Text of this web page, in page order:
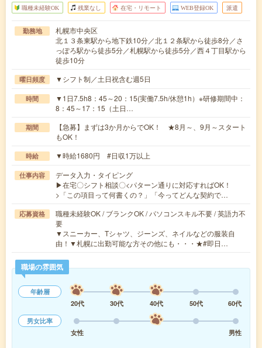
職種未経験OK 残業なし 在宅・リモート WEB登録OK 派遣
勤務地
札幌市中央区
北１３条東駅から地下鉄10分／北１２条駅から徒歩8分／さ
っぽろ駅から徒歩5分／札幌駅から徒歩5分／西４丁目駅から
徒歩10分
曜日頻度 ▼シフト制／土日祝含む週5日
時間
▼1日7.5h8：45～20：15(実働7.5h/休憩1h）※研修期間中：
8：45～17：15（土日…
期間
【急募】まずは3か月からでOK！ ★8月～、9月～スタート
もOK！
時給 ▼時給1680円 #日収1万以上
仕事内容
データ入力・タイピング
▶在宅〇シフト相談〇<パターン通りに対応すればOK！
>「この項目って何書くの？」「今ってどんな契約で…
応募資格
職種未経験OK / ブランクOK / パソコンスキル不要 / 英語力不
要
▼スニーカー、Tシャツ、ジーンズ、ネイルなどの服装自
由！▼札幌に出勤可能な方その他にも・・・★#即日…
職場の雰囲気
年齢層
20代
30代 40代 50代
60代
男女比率
女性
男性